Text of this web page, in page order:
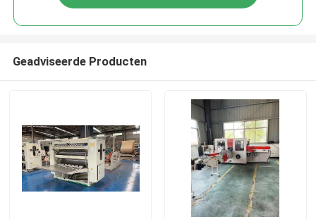
Geadviseerde Producten